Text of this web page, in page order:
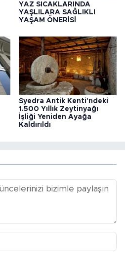
YAZ SICAKLARINDA
YAŞLILARA SAĞLIKLI
YAŞAM ÖNERİSİ
Syedra Antik Kenti'ndeki
1.500 Yıllık Zeytinyağı
İşliği Yeniden Ayağa
Kaldırıldı